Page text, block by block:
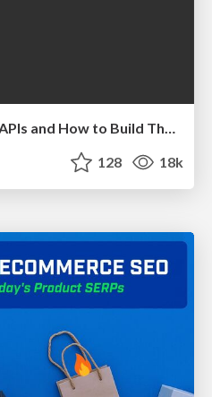
Principles of Awesome APIs and How to Build Them.
128 18k